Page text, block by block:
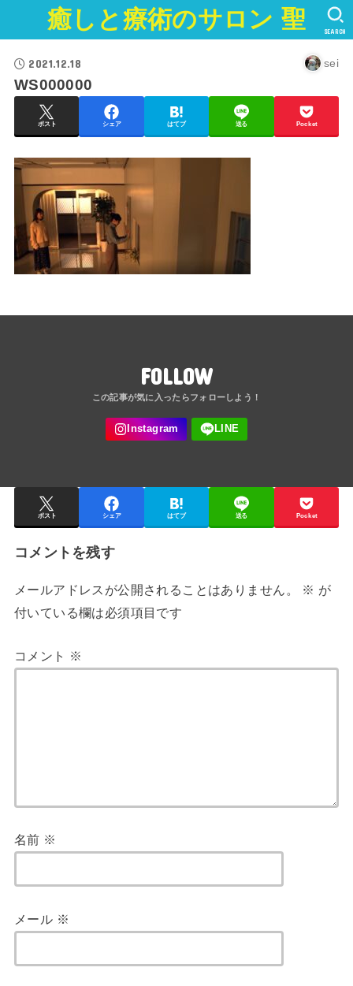
癒しと療術のサロン 聖 SEARCH
2021.12.18 sei
WS000000
ポスト シェア はてブ 送る Pocket
FOLLOW
ポスト シェア はてブ 送る Pocket
コメントを残す
メールアドレスが公開されることはありません。 ※ が
付いている欄は必須項目です
コメント ※
名前 ※
メール ※